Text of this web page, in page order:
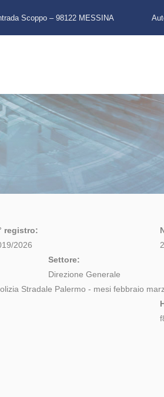
Scoppo – 98122 MESSINA
registro:
2026
Settore:
Direzione Generale
Stradale Palermo - mesi febbraio